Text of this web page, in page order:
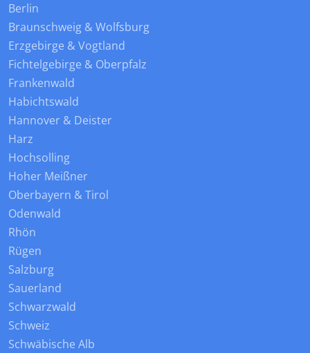
Berlin
Braunschweig & Wolfsburg
Erzgebirge & Vogtland
Fichtelgebirge & Oberpfalz
Frankenwald
Habichtswald
Hannover & Deister
Harz
Hochsolling
Hoher Meißner
Oberbayern & Tirol
Odenwald
Rhön
Rügen
Salzburg
Sauerland
Schwarzwald
Schweiz
Schwäbische Alb